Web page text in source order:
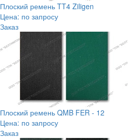
Плоский ремень TT4 Ziligen
Цена: по запросу
Заказ
Плоский ремень QMB FER - 12
Цена: по запросу
Заказ